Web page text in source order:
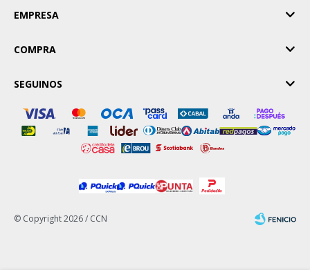
EMPRESA
COMPRA
SEGUINOS
© Copyright 2026 / CCN